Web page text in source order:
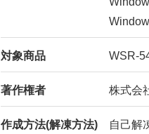
対象商品 WSR-
著作権者 株式会
作成方法(解凍方法) 自己解